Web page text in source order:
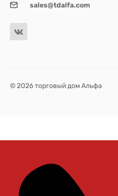
sales@tdalfa.com
© 2026 торговый дом Альфа